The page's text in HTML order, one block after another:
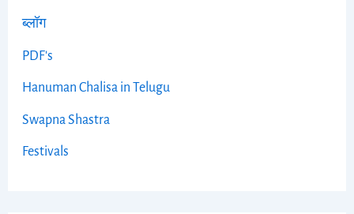
ब्लॉग
PDF's
Hanuman Chalisa in Telugu
Swapna Shastra
Festivals